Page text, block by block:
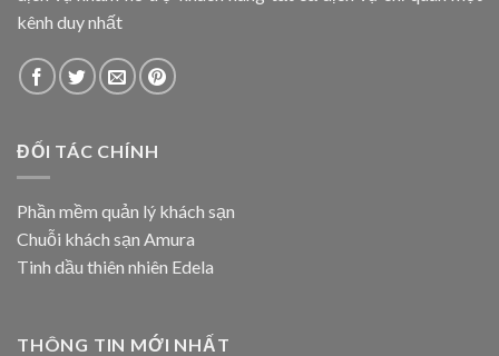
kênh duy nhất
ĐỐI TÁC CHÍNH
Phần mềm quản lý khách sạn
Chuỗi khách sạn Amura
Tinh dầu thiên nhiên Edela
THÔNG TIN MỚI NHẤT